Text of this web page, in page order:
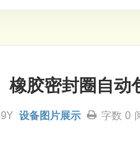
橡胶密封圈自动
9Y 设备图片展示 字数 0